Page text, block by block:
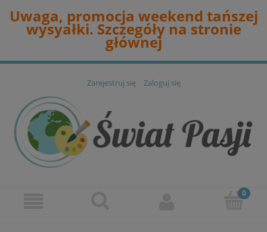
Uwaga, promocja weekend tańszej
wysyałki. Szczegóły na stronie
głównej
Zarejestruj się Zaloguj się